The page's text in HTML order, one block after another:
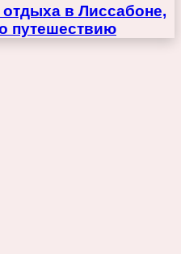
в Лиссабоне,
путешествию